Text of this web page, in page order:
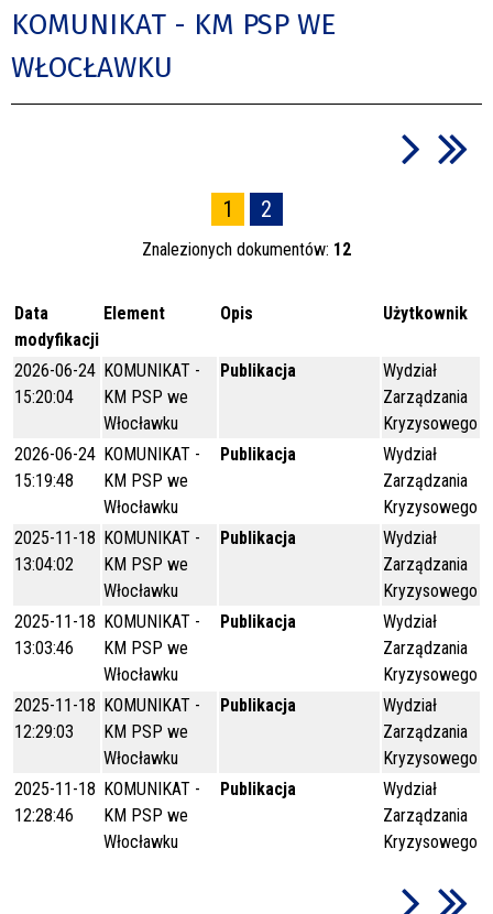
KOMUNIKAT - KM PSP WE
WŁOCŁAWKU
1 2
Znalezionych dokumentów: 12
Data
modyfikacji
Element Opis Użytkownik
2026-06-24
15:20:04
KOMUNIKAT -
KM PSP we
Włocławku
Publikacja
Wydział
Zarządzania
Kryzysowego
2026-06-24
15:19:48
KOMUNIKAT -
KM PSP we
Włocławku
Publikacja
Wydział
Zarządzania
Kryzysowego
2025-11-18
13:04:02
KOMUNIKAT -
KM PSP we
Włocławku
Publikacja
Wydział
Zarządzania
Kryzysowego
2025-11-18
13:03:46
KOMUNIKAT -
KM PSP we
Włocławku
Publikacja
Wydział
Zarządzania
Kryzysowego
2025-11-18
12:29:03
KOMUNIKAT -
KM PSP we
Włocławku
Publikacja
Wydział
Zarządzania
Kryzysowego
2025-11-18
12:28:46
KOMUNIKAT -
KM PSP we
Włocławku
Publikacja
Wydział
Zarządzania
Kryzysowego